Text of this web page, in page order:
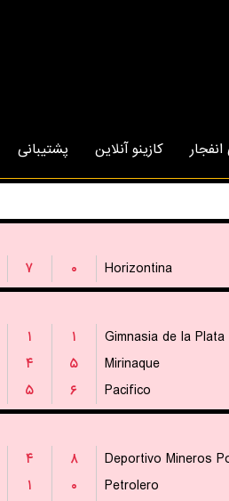
انفجار کازینو آنلاین پشتیبانی
۷ ۰ Horizontina
۱ ۱ Gimnasia de la Plata
۴ ۵ Mirinaque
۵ ۶ Pacifico
۴ ۸ Deportivo Mineros
۱ ۰ Petrolero